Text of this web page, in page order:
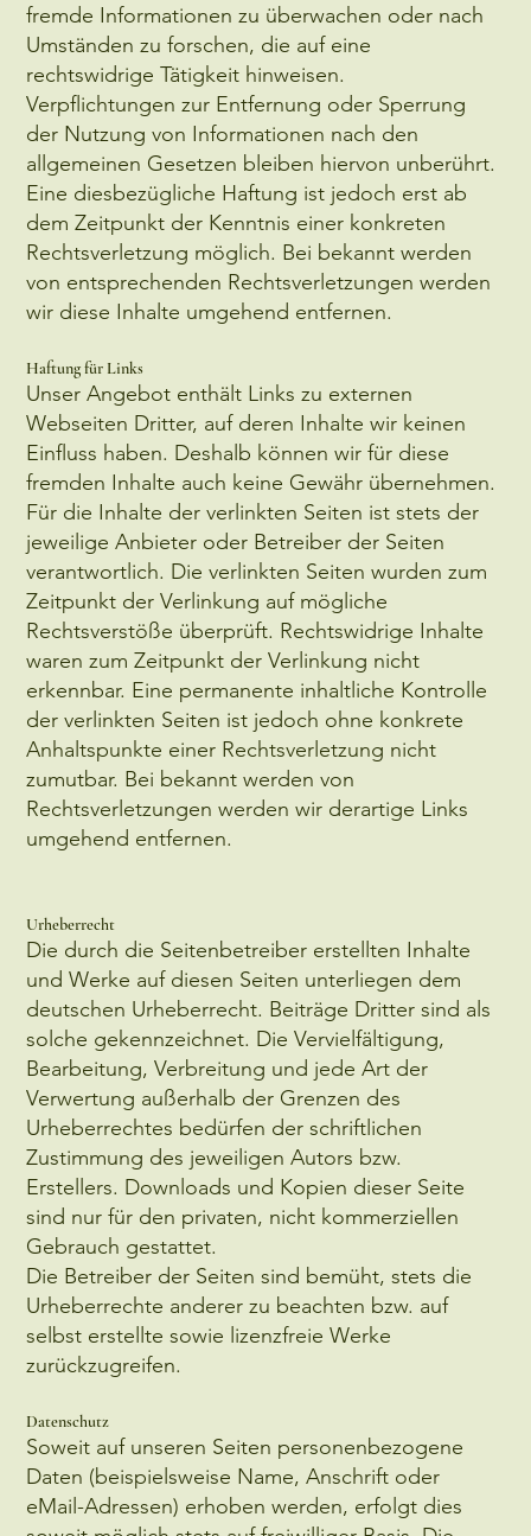
fremde Informationen zu überwachen oder nach
Umständen zu forschen, die auf eine
rechtswidrige Tätigkeit hinweisen.
Verpflichtungen zur Entfernung oder Sperrung
der Nutzung von Informationen nach den
allgemeinen Gesetzen bleiben hiervon unberührt.
Eine diesbezügliche Haftung ist jedoch erst ab
dem Zeitpunkt der Kenntnis einer konkreten
Rechtsverletzung möglich. Bei bekannt werden
von entsprechenden Rechtsverletzungen werden
wir diese Inhalte umgehend entfernen.
Haftung für Links
Unser Angebot enthält Links zu externen
Webseiten Dritter, auf deren Inhalte wir keinen
Einfluss haben. Deshalb können wir für diese
fremden Inhalte auch keine Gewähr übernehmen.
Für die Inhalte der verlinkten Seiten ist stets der
jeweilige Anbieter oder Betreiber der Seiten
verantwortlich. Die verlinkten Seiten wurden zum
Zeitpunkt der Verlinkung auf mögliche
Rechtsverstöße überprüft. Rechtswidrige Inhalte
waren zum Zeitpunkt der Verlinkung nicht
erkennbar. Eine permanente inhaltliche Kontrolle
der verlinkten Seiten ist jedoch ohne konkrete
Anhaltspunkte einer Rechtsverletzung nicht
zumutbar. Bei bekannt werden von
Rechtsverletzungen werden wir derartige Links
umgehend entfernen.
Urheberrecht
Die durch die Seitenbetreiber erstellten Inhalte
und Werke auf diesen Seiten unterliegen dem
deutschen Urheberrecht. Beiträge Dritter sind als
solche gekennzeichnet. Die Vervielfältigung,
Bearbeitung, Verbreitung und jede Art der
Verwertung außerhalb der Grenzen des
Urheberrechtes bedürfen der schriftlichen
Zustimmung des jeweiligen Autors bzw.
Erstellers. Downloads und Kopien dieser Seite
sind nur für den privaten, nicht kommerziellen
Gebrauch gestattet.
Die Betreiber der Seiten sind bemüht, stets die
Urheberrechte anderer zu beachten bzw. auf
selbst erstellte sowie lizenzfreie Werke
zurückzugreifen.
Datenschutz
Soweit auf unseren Seiten personenbezogene
Daten (beispielsweise Name, Anschrift oder
eMail-Adressen) erhoben werden, erfolgt dies